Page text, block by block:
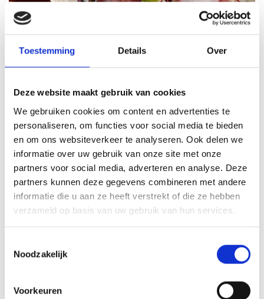
Toestemming Details Over
Deze website maakt gebruik van cookies
We gebruiken cookies om content en advertenties te
personaliseren, om functies voor social media te bieden
en om ons websiteverkeer te analyseren. Ook delen we
informatie over uw gebruik van onze site met onze
partners voor social media, adverteren en analyse. Deze
partners kunnen deze gegevens combineren met andere
informatie die u aan ze heeft verstrekt of die ze hebben
verzameld op basis van uw gebruik van hun services.
Noodzakelijk
Voorkeuren
VITELLO TONNATO VAN DE
SEARWOOD
RECEPT